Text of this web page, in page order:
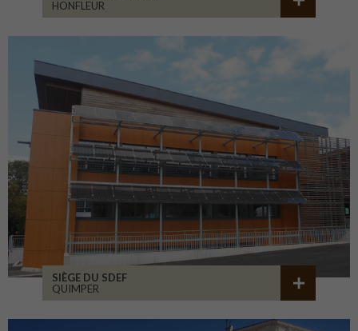
HONFLEUR
SIÈGE DU SDEF
QUIMPER